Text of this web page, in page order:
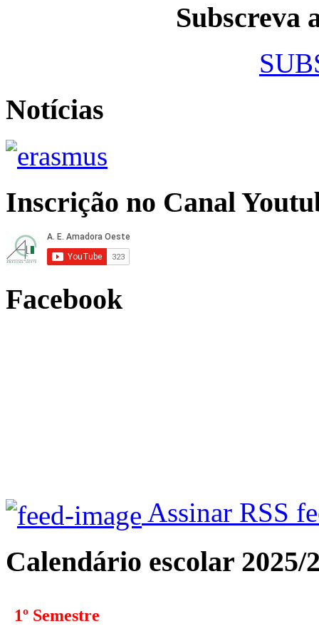
Subscreva
Notícias
Inscrição no Canal
Facebook
Assinar RSS
Calendário escolar 2025/
1º Semestre